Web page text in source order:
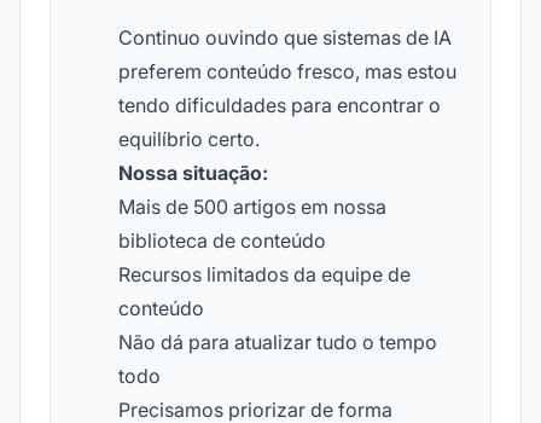
Continuo ouvindo que sistemas de IA
preferem conteúdo fresco, mas estou
tendo dificuldades para encontrar o
equilíbrio certo.
Nossa situação:
Mais de 500 artigos em nossa
biblioteca de conteúdo
Recursos limitados da equipe de
conteúdo
Não dá para atualizar tudo o tempo
todo
Precisamos priorizar de forma